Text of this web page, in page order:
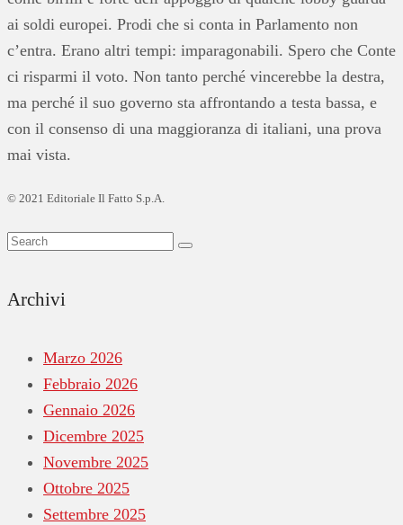
ai soldi europei. Prodi che si conta in Parlamento non
c’entra. Erano altri tempi: imparagonabili. Spero che Conte
ci risparmi il voto. Non tanto perché vincerebbe la destra,
ma perché il suo governo sta affrontando a testa bassa, e
con il consenso di una maggioranza di italiani, una prova
mai vista.
© 2021 Editoriale Il Fatto S.p.A.
Archivi
Marzo 2026
Febbraio 2026
Gennaio 2026
Dicembre 2025
Novembre 2025
Ottobre 2025
Settembre 2025